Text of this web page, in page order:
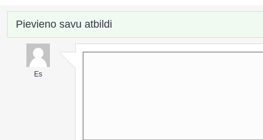
Pievieno savu atbildi
Es